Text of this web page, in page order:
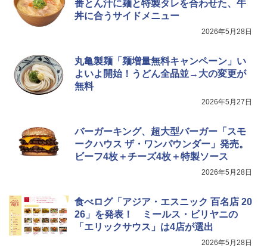
番とん汁に麺と特製タレを合わせた、牛
丼に合うサイドメニュー
2026年5月28日
丸亀製麺「麺増量無料キャンペーン」い
よいよ開始！うどん全品並→大の変更が
無料
2026年5月27日
バーガーキング、超大型バーガー「スモ
ークハウス ザ・ワンパウンダー」発売。
ビーフ4枚＋チーズ4枚＋特製ソース
2026年5月28日
食べログ「アジア・エスニック 百名店 20
26」を発表！ ミールス・ビリヤニの
「エリックサウス」は4店が選出
2026年5月28日